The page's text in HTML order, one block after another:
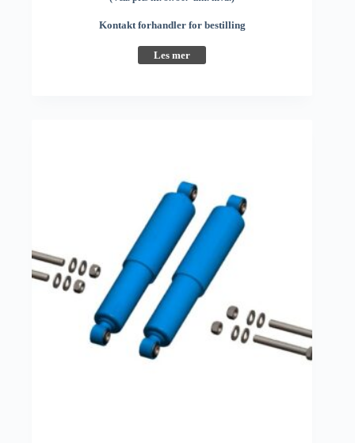
Kontakt forhandler for bestilling
Les mer